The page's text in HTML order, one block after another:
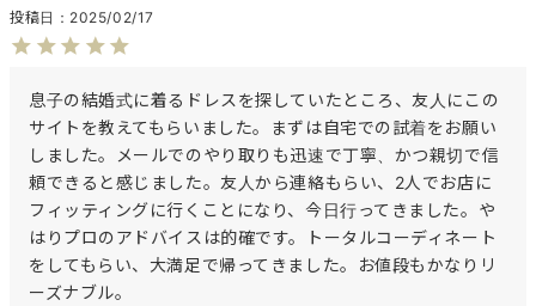
投稿日
2025/02/17
息子の結婚式に着るドレスを探していたところ、友人にこの
サイトを教えてもらいました。まずは自宅での試着をお願い
しました。メールでのやり取りも迅速で丁寧、かつ親切で信
頼できると感じました。友人から連絡もらい、2人でお店に
フィッティングに行くことになり、今日行ってきました。や
はりプロのアドバイスは的確です。トータルコーディネート
をしてもらい、大満足で帰ってきました。お値段もかなりリ
ーズナブル。